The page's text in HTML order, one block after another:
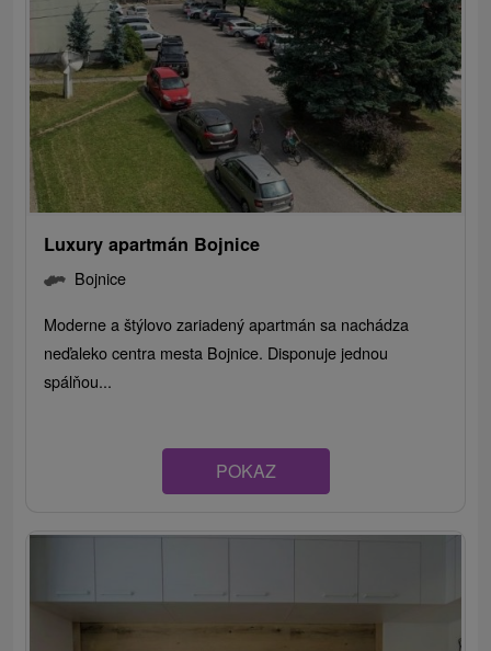
Luxury apartmán Bojnice
Bojnice
Moderne a štýlovo zariadený apartmán sa nachádza
neďaleko centra mesta Bojnice. Disponuje jednou
spálňou...
POKAZ